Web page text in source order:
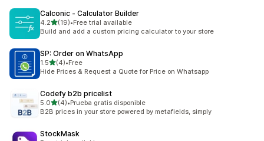
Calconic ‑ Calculator Builder
4.2별 5개 중
(19)
총 리뷰 19개
•Free trial available
Build and add a custom pricing calculator to your store
SP: Order on WhatsApp
1.5별 5개 중
(4)
총 리뷰 4개
•Free
Hide Prices & Request a Quote for Price on Whatsapp
Codefy b2b pricelist
5.0별 5개 중
(4)
총 리뷰 4개
•Prueba gratis disponible
B2B prices in your store powered by metafields, simply
StockMask